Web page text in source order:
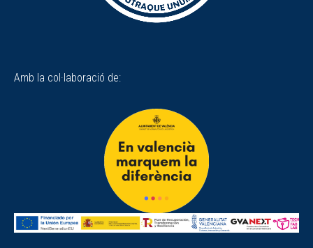
Amb la col·laboració de: